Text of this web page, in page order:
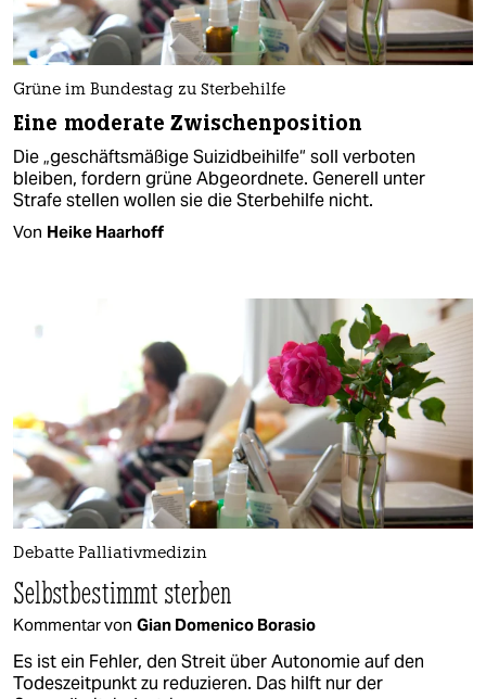
Grüne im Bundestag zu Sterbehilfe
Eine moderate Zwischenposition
Die „geschäftsmäßige Suizidbeihilfe“ soll verboten
bleiben, fordern grüne Abgeordnete. Generell unter
Strafe stellen wollen sie die Sterbehilfe nicht.
Von Heike Haarhoff
Debatte Palliativmedizin
Selbstbestimmt sterben
Kommentar von Gian Domenico Borasio
Es ist ein Fehler, den Streit über Autonomie auf den
Todeszeitpunkt zu reduzieren. Das hilft nur der